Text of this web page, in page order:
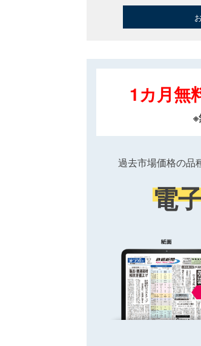
1カ月無
※
過去市場価格の品
電